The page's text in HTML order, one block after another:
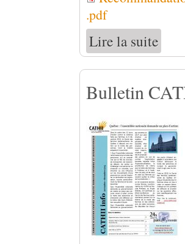
.pdf
Lire la suite
Bulletin